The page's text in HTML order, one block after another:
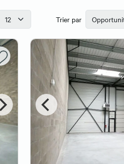
Trier par